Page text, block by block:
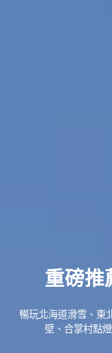
重磅推
暢玩北海道滑雪、東
壁、合掌村點